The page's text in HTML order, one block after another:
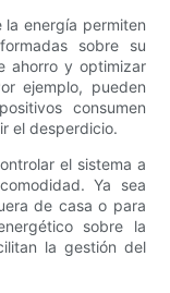
la energía permiten
sobre su
ahorro y optimizar
ejemplo, pueden
consumen
el desperdicio.
el sistema a
Ya sea
de casa o para
sobre la
la gestión del